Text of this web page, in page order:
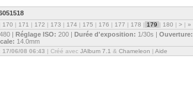
170 | 171 | 172 | 173 | 174 | 175 | 176 | 177 | 178 | 179 | 180 | > | »
| Réglage ISO: 200 | Durée d'exposition: 1/30s | Ouverture:
14.0mm
17/06/08 06:43 | Créé avec JAlbum 7.1 & Chameleon | Aide